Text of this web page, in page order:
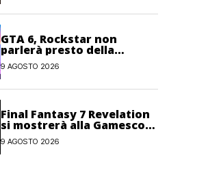
GTA 6, Rockstar non
parlerà presto della
modalità Online: priorità al
single-player
9 AGOSTO 2026
Final Fantasy 7 Revelation
si mostrerà alla Gamescom
Opening Night Live
9 AGOSTO 2026